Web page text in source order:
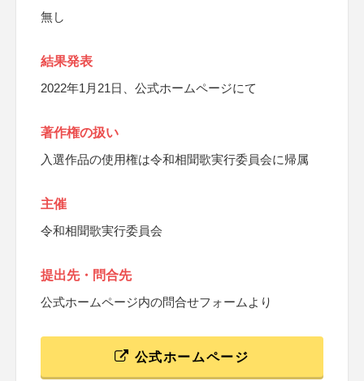
無し
結果発表
2022年1月21日、公式ホームページにて
著作権の扱い
入選作品の使用権は令和相聞歌実行委員会に帰属
主催
令和相聞歌実行委員会
提出先・問合先
公式ホームページ内の問合せフォームより
公式ホームページ